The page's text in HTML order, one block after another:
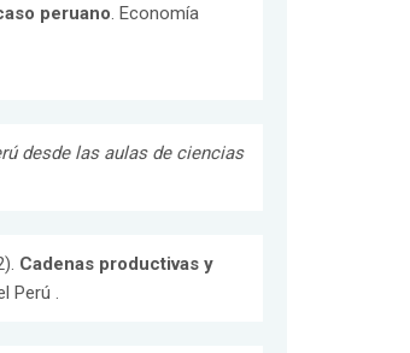
peruano. Economía
desde las aulas de ciencias
Cadenas productivas y
Perú .